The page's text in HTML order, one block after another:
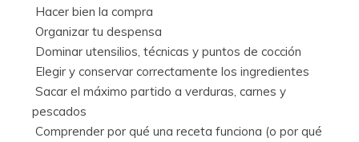
 Hacer bien la compra
 Organizar tu despensa
 Dominar utensilios, técnicas y puntos de cocción
 Elegir y conservar correctamente los ingredientes
 Sacar el máximo partido a verduras, carnes y
pescados
 Comprender por qué una receta funciona (o por qué